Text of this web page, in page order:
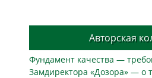
Авторская
Фундамент качества —
Замдиректора «Дозора» — о